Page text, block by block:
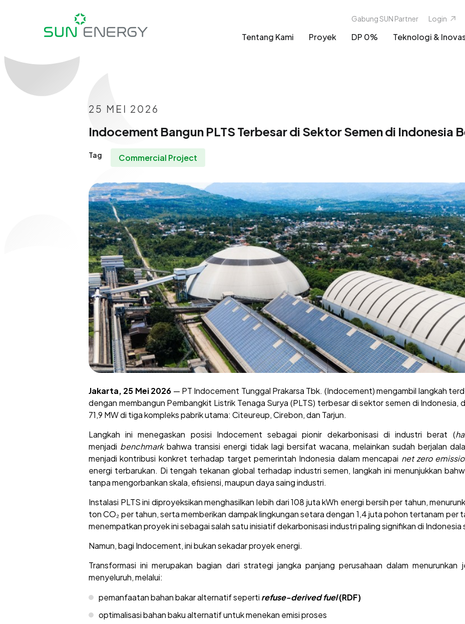
Gabung SUN Partner Login
Tentang Kami Proyek DP 0% Teknologi &
25 MEI 2026
Indocement Bangun PLTS Terbesar di Sektor Semen di Indonesia
Tag Commercial Project
Jakarta, 25 Mei 2026 — PT Indocement Tunggal Prakarsa Tbk. (Indocement) mengambil langkah
dengan membangun Pembangkit Listrik Tenaga Surya (PLTS) terbesar di sektor semen di Indonesia,
71,9 MW di tiga kompleks pabrik utama: Citeureup, Cirebon, dan Tarjun.
Langkah ini menegaskan posisi Indocement sebagai pionir dekarbonisasi di industri berat (
menjadi benchmark bahwa transisi energi tidak lagi bersifat wacana, melainkan sudah berjalan
menjadi kontribusi konkret terhadap target pemerintah Indonesia dalam mencapai net zero
energi terbarukan. Di tengah tekanan global terhadap industri semen, langkah ini menunjukkan
tanpa mengorbankan skala, efisiensi, maupun daya saing industri.
Instalasi PLTS ini diproyeksikan menghasilkan lebih dari 108 juta kWh energi bersih per tahun,
ton CO₂ per tahun, serta memberikan dampak lingkungan setara dengan 1,4 juta pohon tertanam per
menempatkan proyek ini sebagai salah satu inisiatif dekarbonisasi industri paling signifikan di Indonesia
Namun, bagi Indocement, ini bukan sekadar proyek energi.
Transformasi ini merupakan bagian dari strategi jangka panjang perusahaan dalam menurunkan
menyeluruh, melalui:
pemanfaatan bahan bakar alternatif seperti refuse-derived fuel(RDF)
optimalisasi bahan baku alternatif untuk menekan emisi proses